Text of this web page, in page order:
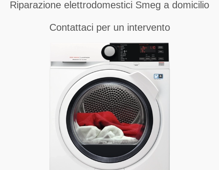
Riparazione elettrodomestici Smeg a domicilio
Contattaci per un intervento